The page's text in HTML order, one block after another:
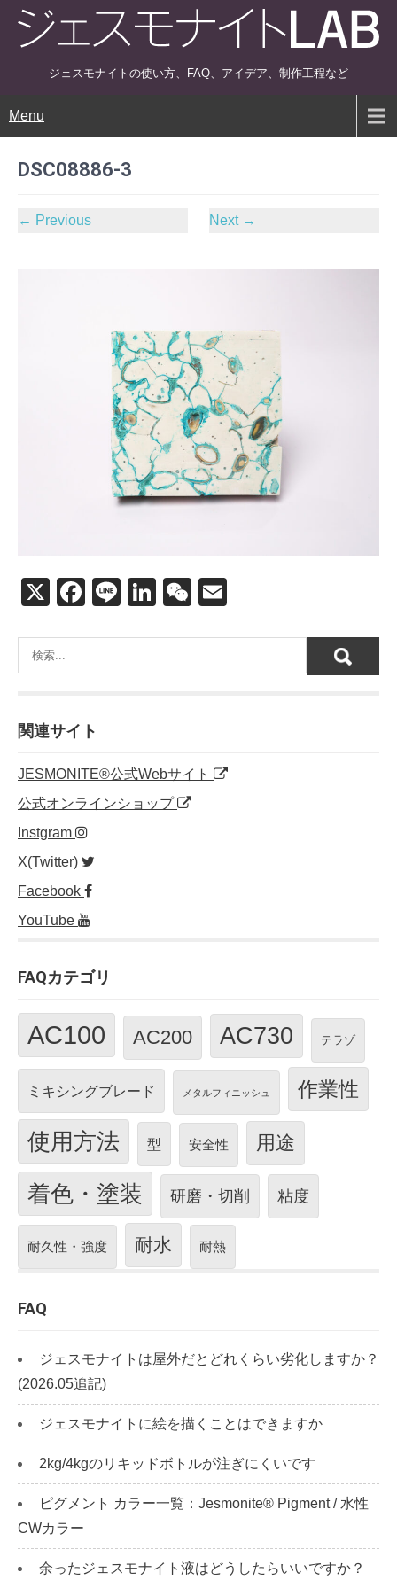
ジェスモナイトの使い方、FAQ、アイデア、制作工程など
Menu
DSC08886-3
← Previous Next →
X
F
c
e
o
o
k
Li
e
Li
k
e
W
C
h
ail
関連サイト
JESMONITE®公式Webサイト
公式オンラインショップ
Instgram
X(Twitter)
Facebook
YouTube
FAQカテゴリ
AC100 AC200 AC730 テラゾ
ミキシングブレード メタルフィニッシュ 作業性
使用方法 型 安全性 用途
着色・塗装 研磨・切削 粘度
耐久性・強度 耐水 耐熱
FAQ
ジェスモナイトは屋外だとどれくらい劣化しますか？
(2026.05追記)
ジェスモナイトに絵を描くことはできますか
2kg/4kgのリキッドボトルが注ぎにくいです
ピグメント カラー一覧：Jesmonite® Pigment / 水性
CWカラー
余ったジェスモナイト液はどうしたらいいですか？